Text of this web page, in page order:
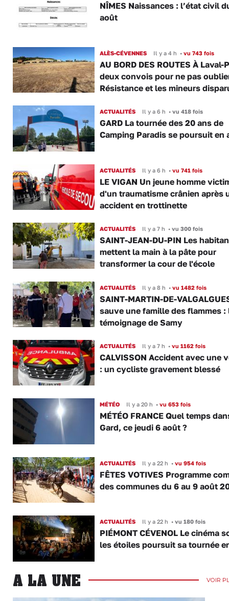
NÎMES Naissances : l’état civil
août
ALÈS-CÉVENNES Il y a 4 h •vu 743 fois
AU BORD DES ROUTES À Laval-
deux convois pour ne pas
Résistance et les mineurs
ACTUALITÉS Il y a 6 h •vu 418 fois
GARD La tournée des 20 ans de
Camping Paradis se poursuit en
ACTUALITÉS Il y a 6 h •vu 741 fois
LE VIGAN Un jeune homme
d'un traumatisme crânien après
accident en trottinette
ACTUALITÉS Il y a 7 h •vu 300 fois
SAINT-JEAN-DU-PIN Les
mettent la main à la pâte pour
transformer la cour de l'école
ACTUALITÉS Il y a 8 h •vu 1482 fois
SAINT-MARTIN-DE-
sauve une famille des flammes :
témoignage de Samy
ACTUALITÉS Il y a 7 h •vu 1162 fois
CALVISSON Accident avec une
: un cycliste gravement blessé
MÉTÉO Il y a 20 h •vu 653 fois
MÉTÉO FRANCE Quel temps
Gard, ce jeudi 6 août ?
ACTUALITÉS Il y a 22 h •vu 954 fois
FÊTES VOTIVES Programme
des communes du 6 au 9 août
ACTUALITÉS Il y a 22 h •vu 180 fois
PIÉMONT CÉVENOL Le cinéma
les étoiles poursuit sa tournée
A LA UNE VOIR